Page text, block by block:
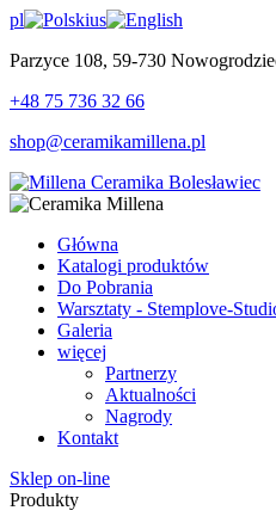
pl
us
Parzyce 108, 59-730
+48 75 736 32 66
shop@ceramikamillena.pl
Główna
Katalogi produktów
Do Pobrania
Warsztaty - Stemplove-
Galeria
więcej
Partnerzy
Aktualności
Nagrody
Kontakt
Sklep on-line
Produkty